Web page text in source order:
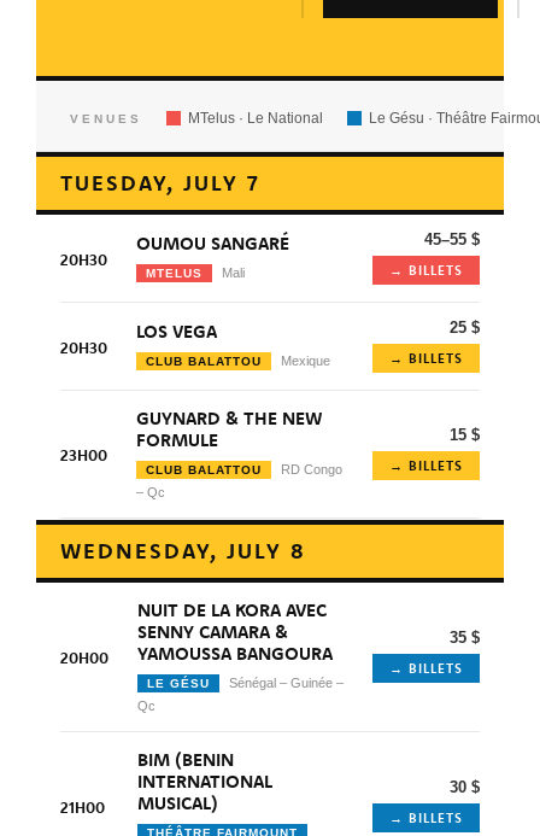
VENUES MTelus · Le National Le Gésu · Théâtre
TUESDAY, JULY 7
20H30
OUMOU SANGARÉ
MTELUS Mali
45–55 $
→ BILLETS
20H30
LOS VEGA
CLUB BALATTOU Mexique
25 $
→ BILLETS
23H00
GUYNARD & THE NEW
FORMULE
CLUB BALATTOU
RD Congo
– Qc
15 $
→ BILLETS
WEDNESDAY, JULY 8
20H00
NUIT DE LA KORA AVEC
SENNY CAMARA &
YAMOUSSA BANGOURA
LE GÉSU
Sénégal – Guinée –
Qc
35 $
→ BILLETS
21H00
BIM (BENIN
INTERNATIONAL
MUSICAL)
THÉÂTRE FAIRMOUNT
30 $
→ BILLETS